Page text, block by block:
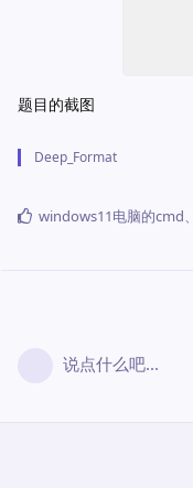
题目的截图
Deep_Format
windows11电脑的cmd、
说点什么吧...